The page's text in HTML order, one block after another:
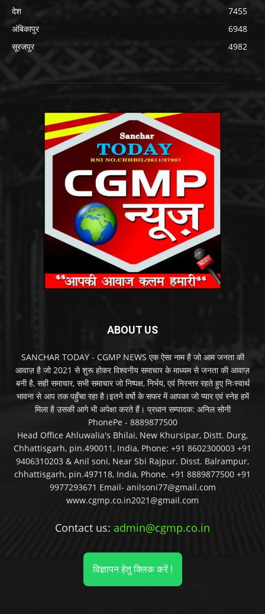
देश
7455
अंबिकापुर
6948
सूरजपुर
4982
ABOUT US
SANCHAR TODAY - CGMP NEWS एक ऐसा नाम है जो आम जनता की
आवाज़ है जो 2021 से शुरू होकर विश्वनीय समाचार के माध्यम से जनता की आवाज़
बनी है, सही समाचार, सभी समाचार जो निष्पक्ष, निर्भय, एवं निरन्तर रहते हुए निःस्वार्थ
भावना से आप तक पहुँचा रहा है।इतने वर्षो के सफर में आपका जो प्यार एवं स्नेह हमें
मिला है उसकी आगे भी अपेक्षा करते हैं। प्रधान सम्पादक: अनिल सोनी
PhonePe - 8889877500
Head Office Ahluwalia's Bhilai, New Khursipar, Distt. Durg,
Chhattisgarh, pin.490011, India, Phone: +91 8602300003 +91
9406310203 & Anil soni, Near Sbi Rajpur. Disst. Balrampur,
chhattisgarh, pin.497118, India, Phone. +91 8889877500 +91
9977293671 Email- anilsoni77@gmail.com
www.cgmp.co.in2021@gmail.com
Contact us: admin@cgmp.co.in
विज्ञापन हेतु क्लिक करें !